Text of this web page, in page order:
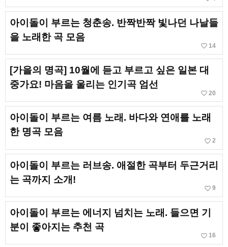
아이돌이 부르는 청춘송. 반짝반짝 빛나던 나날들
을 노래한 곡 모음
favorite_border 14
[가을의 명곡] 10월에 듣고 부르고 싶은 일본 대
중가요! 마음을 울리는 인기곡 엄선
favorite_border 20
아이돌이 부르는 여름 노래. 바다와 연애를 노래
한 명곡 모음
favorite_border 2
아이돌이 부르는 러브송. 애절한 곡부터 두근거리
는 곡까지 소개!
favorite_border 9
아이돌이 부르는 에너지 넘치는 노래. 들으면 기
분이 좋아지는 추천 곡
favorite_border 16